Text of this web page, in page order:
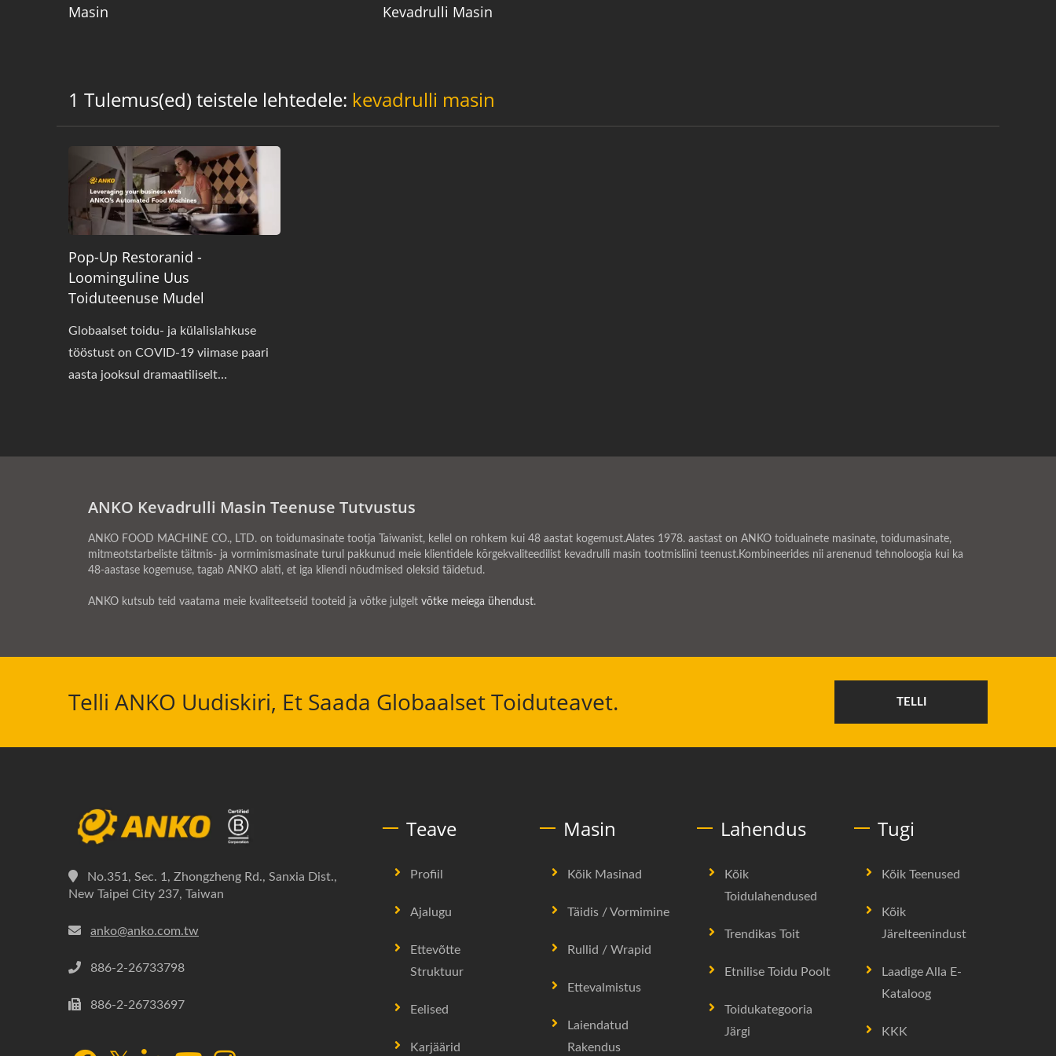
Masin
Kevadrulli Masin
1 Tulemus(ed) teistele lehtedele: kevadrulli masin
Pop-Up Restoranid -
Loominguline Uus
Toiduteenuse Mudel
Globaalset toidu- ja külalislahkuse
tööstust on COVID-19 viimase paari
aasta jooksul dramaatiliselt
paljusid huvitavaid Pop-Up restorane.
ANKO Kevadrulli Masin Teenuse Tutvustus
ANKO FOOD MACHINE CO., LTD. on toidumasinate tootja Taiwanist, kellel on rohkem kui 48 aastat kogemust.Alates 1978. aastast on ANKO toiduainete masinate, toidumasinate,
mitmeotstarbeliste täitmis- ja vormimismasinate turul pakkunud meie klientidele kõrgekvaliteedilist kevadrulli masin tootmisliini teenust.Kombineerides nii arenenud tehnoloogia kui ka
48-aastase kogemuse, tagab ANKO alati, et iga kliendi nõudmised oleksid täidetud.
ANKO kutsub teid vaatama meie kvaliteetseid tooteid ja võtke julgelt võtke meiega ühendust.
Telli ANKO Uudiskiri, Et Saada Globaalset Toiduteavet. TELLI
No.351, Sec. 1, Zhongzheng Rd., Sanxia Dist.,
New Taipei City 237, Taiwan
anko@anko.com.tw
886-2-26733798
886-2-26733697
Teave
Profiil
Ajalugu
Ettevõtte
Struktuur
Eelised
Karjäärid
Masin
Kõik Masinad
Täidis / Vormimine
Rullid / Wrapid
Ettevalmistus
Laiendatud
Rakendus
Lahendus
Kõik
Toidulahendused
Trendikas Toit
Etnilise Toidu Poolt
Toidukategooria
Järgi
Tugi
Kõik Teenused
Kõik
Järelteenindust
Laadige Alla E-
Kataloog
KKK